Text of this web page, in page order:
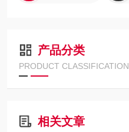
产品分类
PRODUCT CLASSIFICATION
相关文章